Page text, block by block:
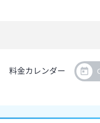
料金カレンダー